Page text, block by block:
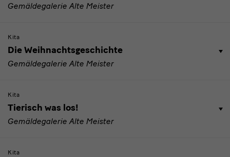
Gemäldegalerie Alte Meister
Kita
Die Weihnachtsgeschichte
Gemäldegalerie Alte Meister
Kita
Tierisch was los!
Gemäldegalerie Alte Meister
Kita